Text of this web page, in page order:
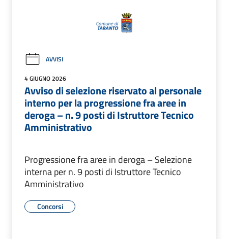
AVVISI
4 GIUGNO 2026
Avviso di selezione riservato al personale
interno per la progressione fra aree in
deroga – n. 9 posti di Istruttore Tecnico
Amministrativo
Progressione fra aree in deroga – Selezione
interna per n. 9 posti di Istruttore Tecnico
Amministrativo
Concorsi